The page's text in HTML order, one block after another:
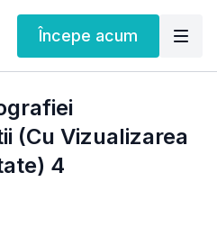
Începe acum
(Cu Vizualizarea
4